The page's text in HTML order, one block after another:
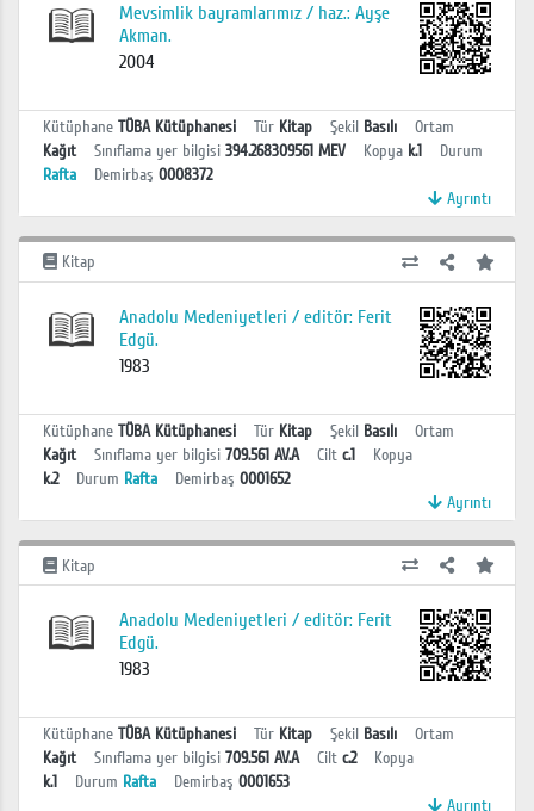
Mevsimlik bayramlarımız / haz.: Ayşe
Akman.
2004
Kütüphane TÜBA Kütüphanesi Tür Kitap Şekil Basılı
Ortam
Kağıt
Sınıflama yer bilgisi 394.268309561 MEV Kopya k.1
Durum
Rafta
Demirbaş 0008372
Ayrıntı
Kitap
Anadolu Medeniyetleri / editör: Ferit
Edgü.
1983
Kütüphane TÜBA Kütüphanesi Tür Kitap Şekil Basılı
Ortam
Kağıt
Sınıflama yer bilgisi 709.561 AV.A Cilt c.1
Kopya
k.2
Durum Rafta Demirbaş 0001652
Ayrıntı
Kitap
Anadolu Medeniyetleri / editör: Ferit
Edgü.
1983
Kütüphane TÜBA Kütüphanesi Tür Kitap Şekil Basılı
Ortam
Kağıt
Sınıflama yer bilgisi 709.561 AV.A Cilt c.2
Kopya
k.1
Durum Rafta Demirbaş 0001653
Ayrıntı